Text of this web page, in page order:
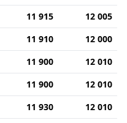
11 915
12 005
11 910
12 000
11 900
12 010
11 900
12 010
11 930
12 010